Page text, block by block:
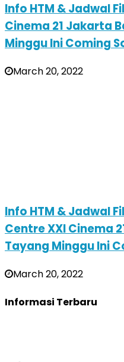
Info HTM & Jadwal
Cinema 21 Jakarta
Minggu Ini Coming
March 20, 2022
Info HTM & Jadwal
Centre XXI Cinema
Tayang Minggu Ini
March 20, 2022
Informasi Terbaru